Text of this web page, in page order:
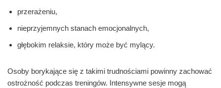
przerażeniu,
nieprzyjemnych stanach emocjonalnych,
głębokim relaksie, który może być mylący.
Osoby borykające się z takimi trudnościami powinny zachować
ostrożność podczas treningów. Intensywne sesje mogą